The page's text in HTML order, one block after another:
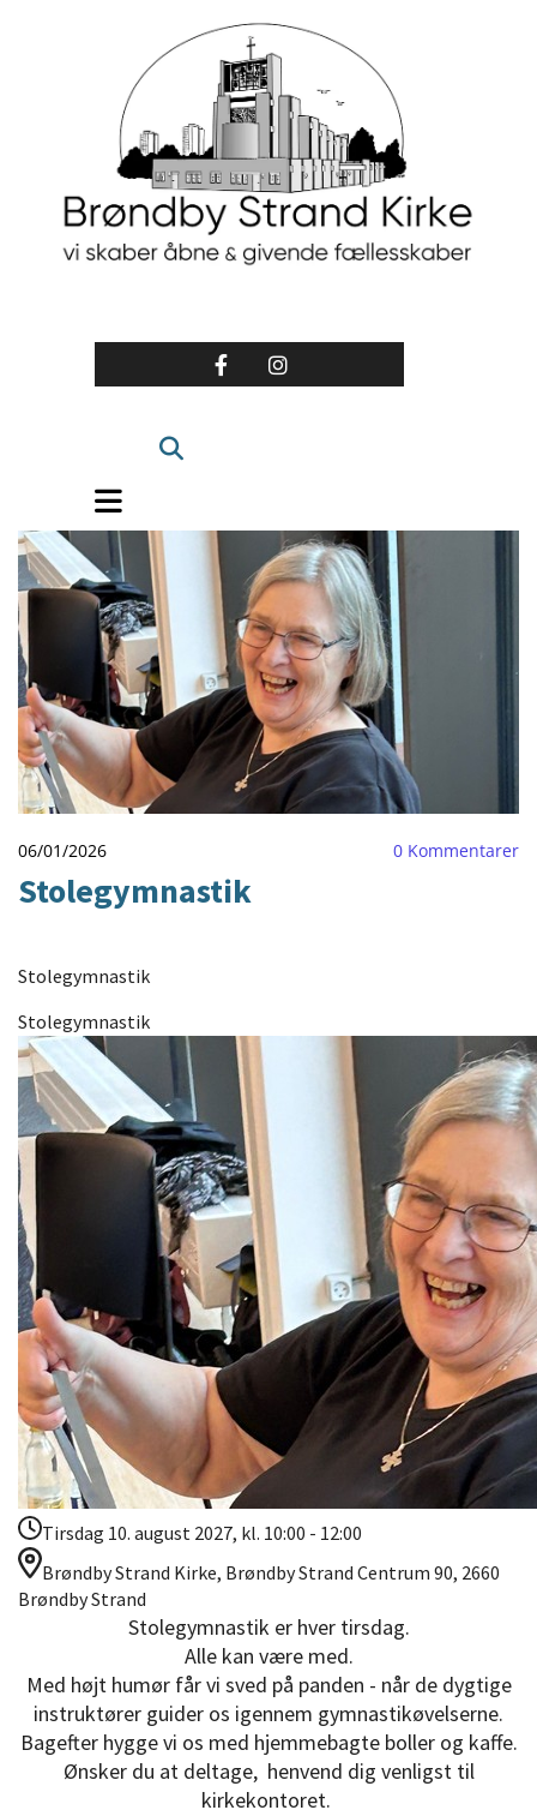
06/01/2026 0 Kommentarer
Stolegymnastik
Stolegymnastik
Stolegymnastik
Tirsdag 10. august 2027, kl. 10:00 - 12:00
Brøndby Strand Kirke, Brøndby Strand Centrum 90, 2660
Brøndby Strand
Stolegymnastik er hver tirsdag.
Alle kan være med.
Med højt humør får vi sved på panden - når de dygtige
instruktører guider os igennem gymnastikøvelserne.
Bagefter hygge vi os med hjemmebagte boller og kaffe.
Ønsker du at deltage, henvend dig venligst til
kirkekontoret.